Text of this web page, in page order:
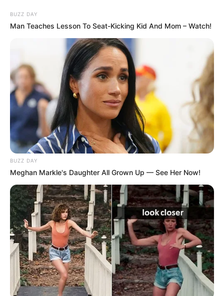
BUZZ DAY
Man Teaches Lesson To Seat-Kicking Kid And Mom – Watch!
BUZZ DAY
Meghan Markle's Daughter All Grown Up — See Her Now!